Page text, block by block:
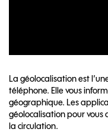
La géolocalisation est
téléphone. Elle vous
géographique. Les
géolocalisation pour vous
la circulation.